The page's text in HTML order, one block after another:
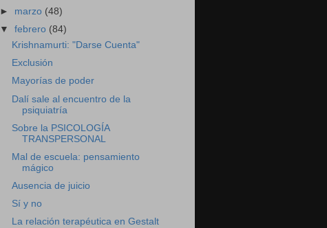
► marzo (48)
▼febrero (84)
Krishnamurti: "Darse Cuenta"
Exclusión
Mayorías de poder
Dalí sale al encuentro de la
psiquiatría
Sobre la PSICOLOGÍA
TRANSPERSONAL
Mal de escuela: pensamiento
mágico
Ausencia de juicio
Sí y no
La relación terapéutica en Gestalt